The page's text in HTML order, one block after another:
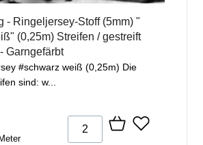
- Ringeljersey-Stoff (5mm) "
(0,25m) Streifen / gestreift
Garngefärbt
#schwarz weiß (0,25m) Die
sind: w...